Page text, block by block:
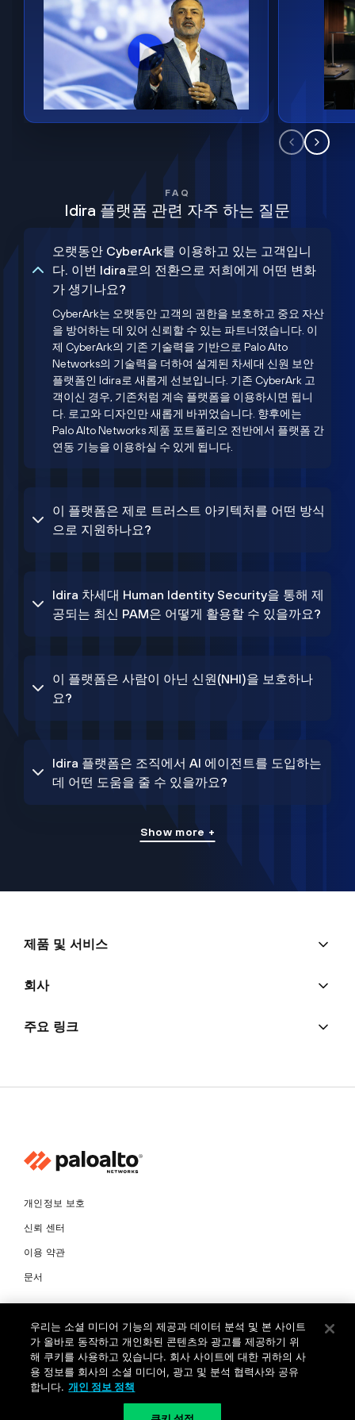
FAQ
Idira 플랫폼 관련 자주 하는 질문
오랫동안 CyberArk를 이용하고 있는 고객입니
다. 이번 Idira로의 전환으로 저희에게 어떤 변화
가 생기나요?
CyberArk는 오랫동안 고객의 권한을 보호하고 중요 자산
을 방어하는 데 있어 신뢰할 수 있는 파트너였습니다. 이
제 CyberArk의 기존 기술력을 기반으로 Palo Alto
Networks의 기술력을 더하여 설계된 차세대 신원 보안
플랫폼인 Idira로 새롭게 선보입니다. 기존 CyberArk 고
객이신 경우, 기존처럼 계속 플랫폼을 이용하시면 됩니
다. 로고와 디자인만 새롭게 바뀌었습니다. 향후에는
Palo Alto Networks 제품 포트폴리오 전반에서 플랫폼 간
연동 기능을 이용하실 수 있게 됩니다.
이 플랫폼은 제로 트러스트 아키텍처를 어떤 방식
으로 지원하나요?
Idira 차세대 Human Identity Security을 통해 제
공되는 최신 PAM은 어떻게 활용할 수 있을까요?
이 플랫폼은 사람이 아닌 신원(NHI)을 보호하나
요?
Idira 플랫폼은 조직에서 AI 에이전트를 도입하는
데 어떤 도움을 줄 수 있을까요?
Show more +
제품 및 서비스
회사
주요 링크
개인정보 보호
신뢰 센터
이용 약관
문서
Networks Korea, Ltd. All rights reserved. 여러 가지 상표에 대한
소유권은 각 소유자에게 있습니다. 사업자 등록번호: 120-87-72963.
대표자 : 제프리찰스트루 서울특별시 서초구 서초대로74길 4, 1층 (삼성
생명 서초타워) TEL: +82-2-568-4353
우리는 소셜 미디어 기능의 제공과 데이터 분석 및 본 사이트
가 올바로 동작하고 개인화된 콘텐츠와 광고를 제공하기 위
해 쿠키를 사용하고 있습니다. 회사 사이트에 대한 귀하의 사
용 정보를 회사의 소셜 미디어, 광고 및 분석 협력사와 공유
합니다. 개인 정보 정책